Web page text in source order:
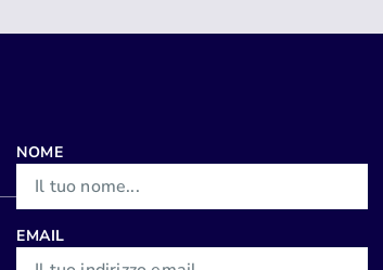
NOME
EMAIL